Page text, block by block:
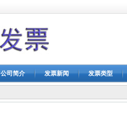
公司简介 发票新闻 发票类型